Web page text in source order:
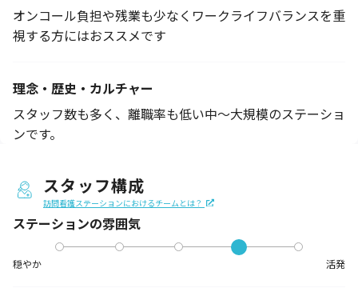
オンコール負担や残業も少なくワークライフバランスを重
視する方にはおススメです
理念・歴史・カルチャー
スタッフ数も多く、離職率も低い中～大規模のステーショ
ンです。
スタッフ構成
訪問看護ステーションにおけるチームとは？
ステーションの雰囲気
穏やか 活発